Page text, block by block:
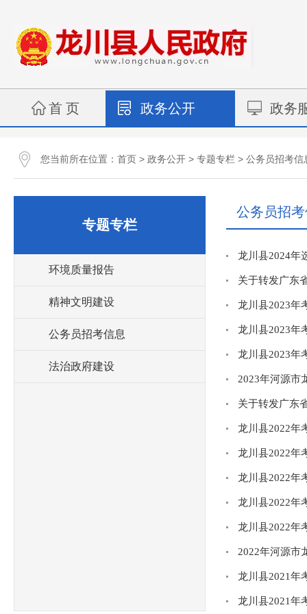
首 页 政务公开 政务
您当前所在位置： 首页 > 政务公开 > 专题专栏 > 公务员招考信
专题专栏
环境质量报告
精神文明建设
公务员招考信息
法治政府建设
公务员招
龙川县2024年
关于转发广东
龙川县2023年
龙川县2023年
龙川县2023年
2023年河源市
关于转发广东
龙川县2022年
龙川县2022年
龙川县2022年
龙川县2022年
龙川县2022年
2022年河源市
龙川县2021年
龙川县2021年